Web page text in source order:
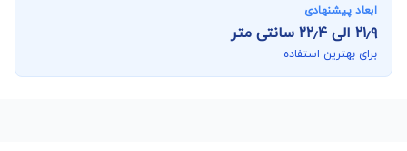
ابعاد پیشنهادی
۲۱٫۹ الی۲۲٫۴سانتی متر
برای بهترین استفاده